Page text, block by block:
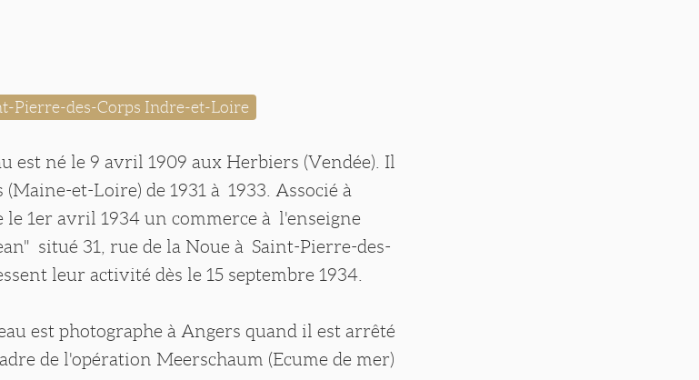
Pierre-des-Corps Indre-et-Loire
est né le 9 avril 1909 aux Herbiers (Vendée). Il
et-Loire) de 1931 à 1933. Associé à
1er avril 1934 un commerce à l'enseigne
situé 31, rue de la Noue à Saint-Pierre-des-
leur activité dès le 15 septembre 1934.
est photographe à Angers quand il est arrêté
de l'opération Meerschaum (Ecume de mer)